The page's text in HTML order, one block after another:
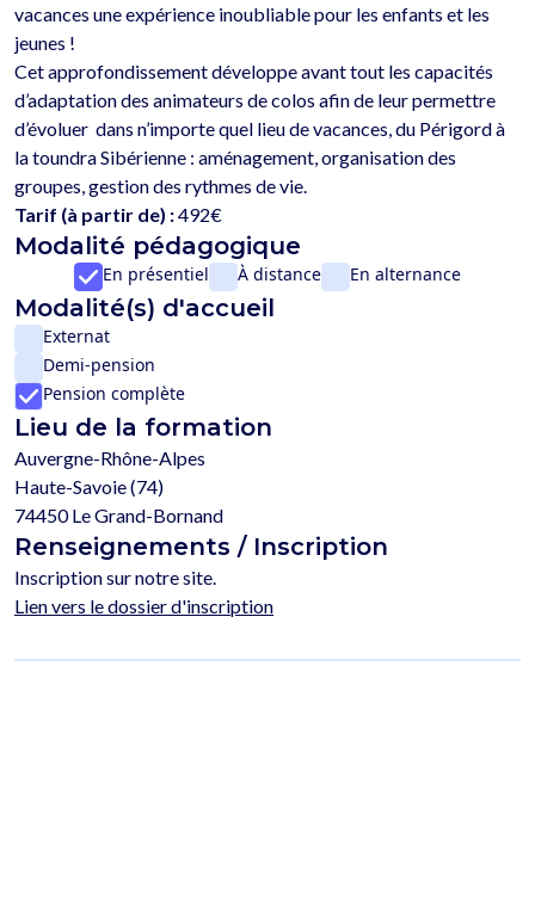
vacances une expérience inoubliable pour les enfants et les
jeunes !
Cet approfondissement développe avant tout les capacités
d’adaptation des animateurs de colos afin de leur permettre
d’évoluer  dans n’importe quel lieu de vacances, du Périgord à
la toundra Sibérienne : aménagement, organisation des
Tarif (à partir de) :492€
Modalité pédagogique
En présentiel À distance En alternance
Modalité(s) d'accueil
Externat
Demi-pension
Pension complète
Lieu de la formation
Auvergne-Rhône-Alpes
Haute-Savoie (74)
74450 Le Grand-Bornand
Renseignements / Inscription
Inscription sur notre site.
Lien vers le dossier d'inscription